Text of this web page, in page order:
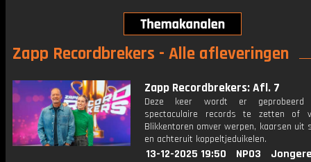
Zapp Recordbrekers - Alle afleveringen
Zapp Recordbrekers: Afl. 7
Deze keer wordt er
spectaculaire records te zetten of
Blikkentoren omver werpen, kaarsen uit
en achteruit koppeltjeduikelen.
13-12-2025 19:50 NPO3